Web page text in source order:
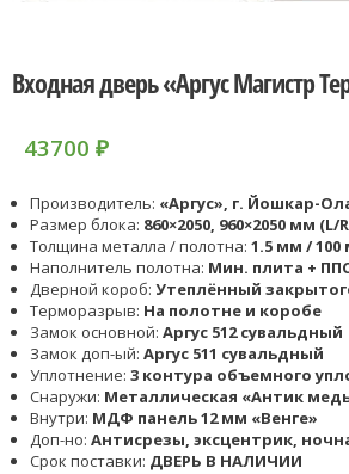
Входная дверь «Аргус Магистр
43700 ₽
Производитель: «Аргус», г. Йошкар-
Размер блока: 860×2050, 960×2050 мм (L/
Толщина металла / полотна: 1.5 мм / 100
Наполнитель полотна: Мин. плита +
Дверной короб: Утеплённый
Терморазрыв: На полотне и коробе
Замок основной: Аргус 512 сувальдный
Замок доп-ый: Аргус 511 сувальдный
Уплотнение: 3 контура объемного
Снаружи: Металлическая «Антик
Внутри: МДФ панель 12 мм «Венге»
Доп-но: Антисрезы, эксцентрик,
Срок поставки: ДВЕРЬ В НАЛИЧИИ